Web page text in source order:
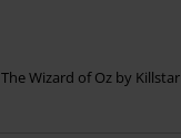
The Wizard of Oz by Killstar